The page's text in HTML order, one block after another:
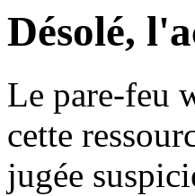
Désolé,
Le pare-feu
cette
jugée